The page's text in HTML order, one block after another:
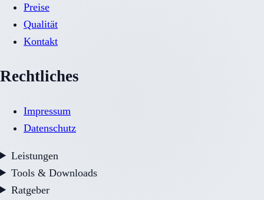
Preise
Qualität
Kontakt
Rechtliches
Impressum
Datenschutz
Leistungen
Tools & Downloads
Ratgeber